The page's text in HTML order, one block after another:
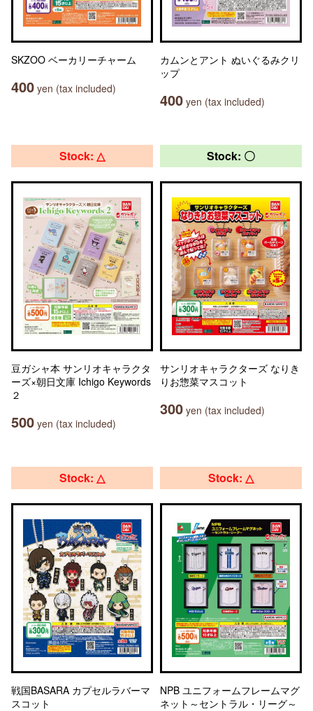
SKZOO ベーカリーチャーム
400 yen (tax included)
カムンとアント ぬいぐるみクリ
ップ
400 yen (tax included)
Stock: △
豆ガシャ本 サンリオキャラクタ
ーズ×朝日文庫 Ichigo Keywords
２
500 yen (tax included)
Stock: 〇
サンリオキャラクターズ なりき
りお惣菜マスコット
300 yen (tax included)
Stock: △
戦国BASARA カプセルラバーマ
スコット
Stock: △
NPB ユニフォームフレームマグ
ネット～セントラル・リーグ～